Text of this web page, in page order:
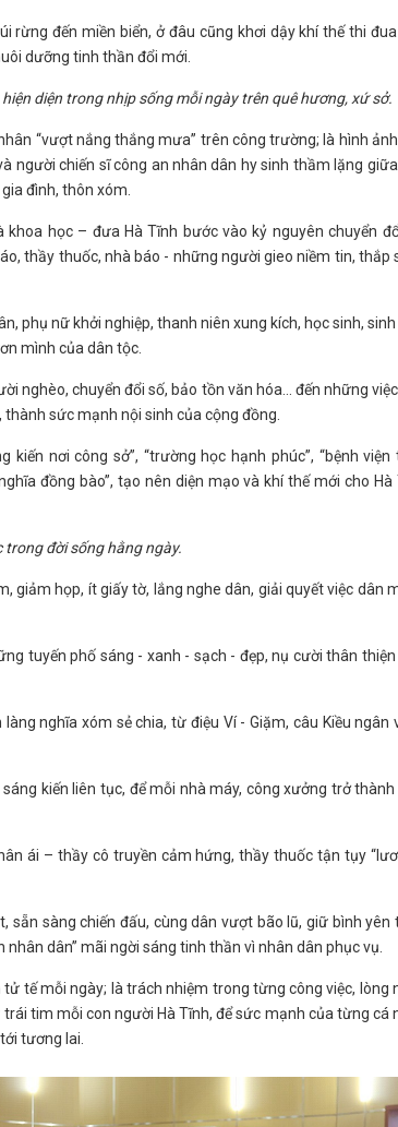
đến miền biển, ở đâu cũng khơi dậy khí thế thi
dưỡng tinh thần đổi mới.
diện trong nhịp sống mỗi ngày trên quê hương, xứ sở.
“vượt nắng thắng mưa” trên công trường; là hình
người chiến sĩ công an nhân dân hy sinh thầm lặng
đình, thôn xóm.
học – đưa Hà Tĩnh bước vào kỷ nguyên chuyển
thầy thuốc, nhà báo - những người gieo niềm tin, thắp
phụ nữ khởi nghiệp, thanh niên xung kích, học sinh,
mình của dân tộc.
nghèo, chuyển đổi số, bảo tồn văn hóa… đến những
sức mạnh nội sinh của cộng đồng.
kiến nơi công sở”, “trường học hạnh phúc”, “bệnh viện
đồng bào”, tạo nên diện mạo và khí thế mới cho Hà
đời sống hằng ngày.
giảm họp, ít giấy tờ, lắng nghe dân, giải quyết việc dân
tuyến phố sáng - xanh - sạch - đẹp, nụ cười thân
nghĩa xóm sẻ chia, từ điệu Ví - Giặm, câu Kiều ngân
kiến liên tục, để mỗi nhà máy, công xưởng trở
ái – thầy cô truyền cảm hứng, thầy thuốc tận tụy
sẵn sàng chiến đấu, cùng dân vượt bão lũ, giữ bình yên
dân” mãi ngời sáng tinh thần vì nhân dân phục vụ.
tế mỗi ngày; là trách nhiệm trong từng công việc, lòng
tim mỗi con người Hà Tĩnh, để sức mạnh của từng cá
tương lai.